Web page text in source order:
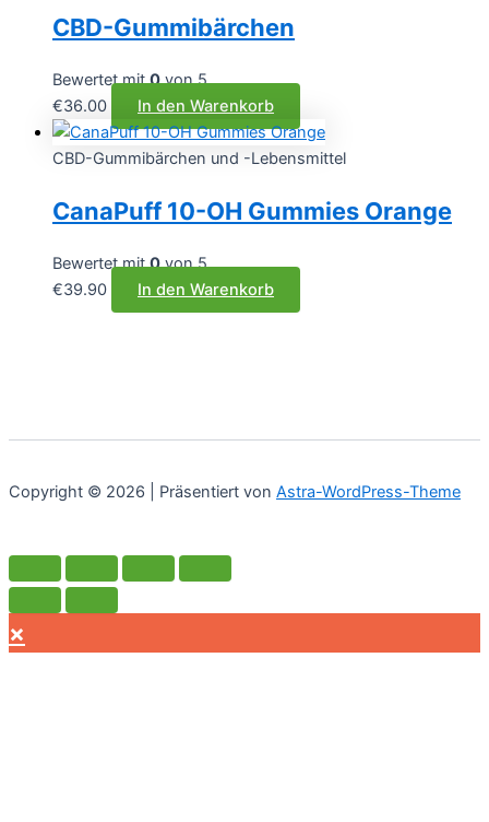
CBD-Gummibärchen
Bewertet mit0von 5
€36.00 In den Warenkorb
CBD-Gummibärchen und -Lebensmittel
CanaPuff 10-OH Gummies Orange
Bewertet mit0von 5
€39.90 In den Warenkorb
Copyright © 2026 | Präsentiert von Astra-WordPress-Theme
×